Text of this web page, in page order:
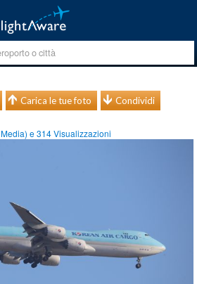
Carica le tue foto Condividi
Media) e314Visualizzazioni